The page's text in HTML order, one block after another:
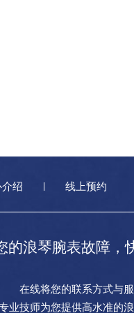
绍 线上预约
的浪琴腕表故障，
在线将您的联系方式与
业技师为您提供高水准的